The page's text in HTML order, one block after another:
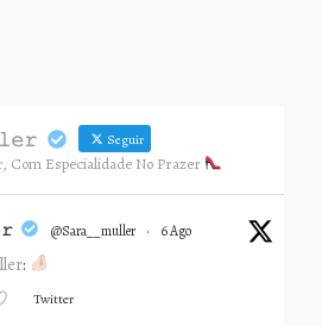
Seguir
Com Especialidade No Prazer
@sara__muller · 6 Ago
:
Twitter